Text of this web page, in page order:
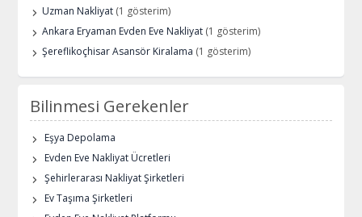
Uzman Nakliyat (1 gösterim)
Ankara Eryaman Evden Eve Nakliyat (1 gösterim)
Şereflikoçhisar Asansör Kiralama (1 gösterim)
Bilinmesi Gerekenler
Eşya Depolama
Evden Eve Nakliyat Ücretleri
Şehirlerarası Nakliyat Şirketleri
Ev Taşıma Şirketleri